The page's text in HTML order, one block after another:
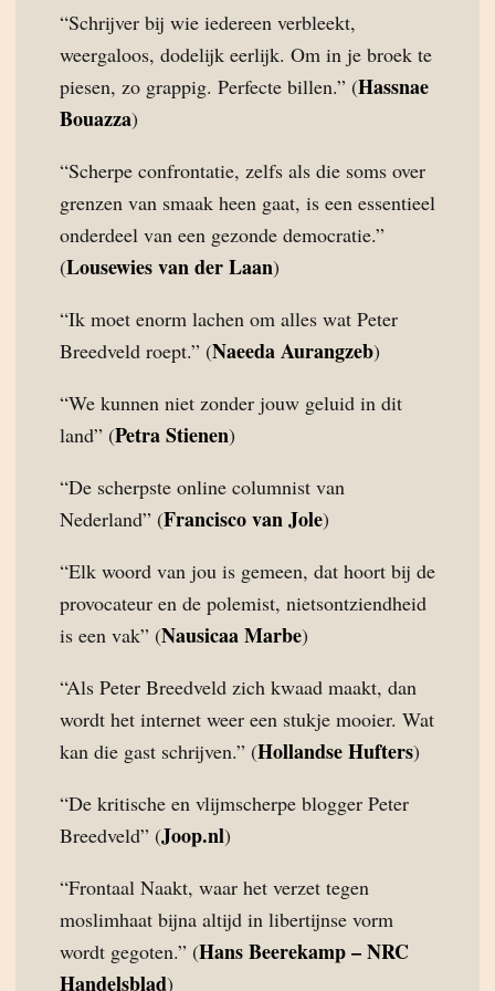
“Schrijver bij wie iedereen verbleekt,
weergaloos, dodelijk eerlijk. Om in je broek te
piesen, zo grappig. Perfecte billen.” (Hassnae
Bouazza)
“Scherpe confrontatie, zelfs als die soms over
grenzen van smaak heen gaat, is een essentieel
onderdeel van een gezonde democratie.”
(Lousewies van der Laan)
“Ik moet enorm lachen om alles wat Peter
Breedveld roept.” (Naeeda Aurangzeb)
“We kunnen niet zonder jouw geluid in dit
land” (Petra Stienen)
“De scherpste online columnist van
Nederland” (Francisco van Jole)
“Elk woord van jou is gemeen, dat hoort bij de
provocateur en de polemist, nietsontziendheid
is een vak” (Nausicaa Marbe)
“Als Peter Breedveld zich kwaad maakt, dan
wordt het internet weer een stukje mooier. Wat
kan die gast schrijven.” (Hollandse Hufters)
“De kritische en vlijmscherpe blogger Peter
Breedveld” (Joop.nl)
“Frontaal Naakt, waar het verzet tegen
moslimhaat bijna altijd in libertijnse vorm
wordt gegoten.” (Hans Beerekamp – NRC
Handelsblad)